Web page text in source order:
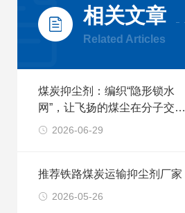
相关文章
Related Articles
煤炭抑尘剂：编织“隐形锁水
网”，让飞扬的煤尘在分子交联
中归于沉寂
2026-06-29
推荐铁路煤炭运输抑尘剂厂家
2026-05-26